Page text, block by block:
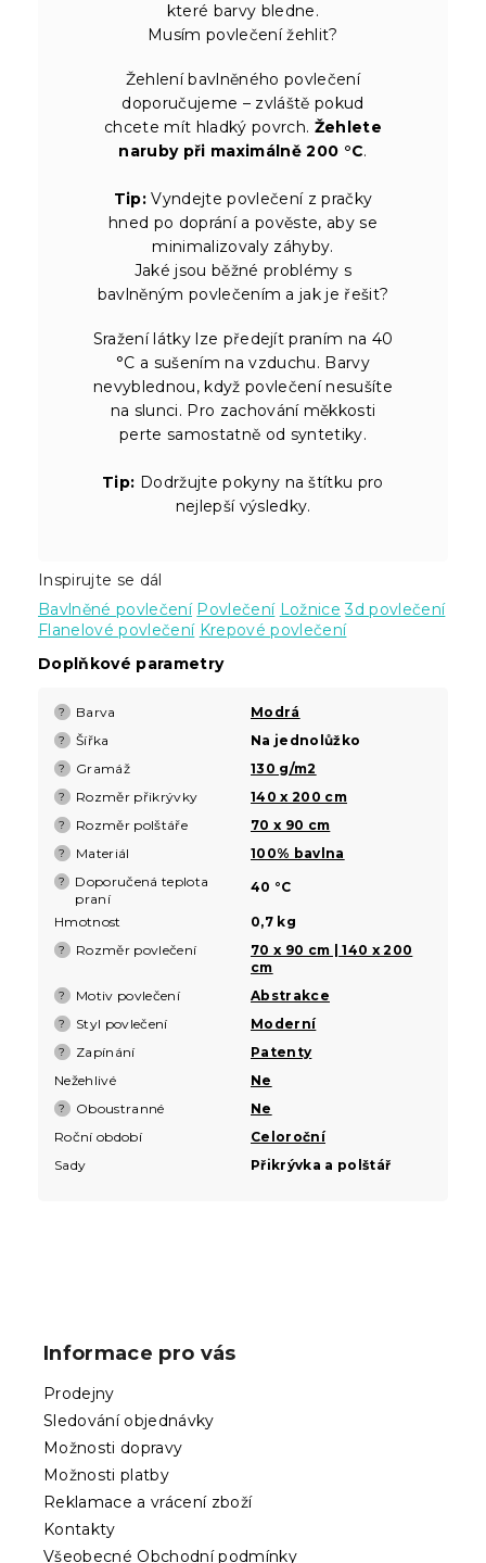
které barvy bledne.
Musím povlečení žehlit?
Žehlení bavlněného povlečení
doporučujeme – zvláště pokud
chcete mít hladký povrch. Žehlete
naruby při maximálně 200 °C.
Tip: Vyndejte povlečení z pračky
hned po doprání a pověste, aby se
minimalizovaly záhyby.
Jaké jsou běžné problémy s
bavlněným povlečením a jak je řešit?
Sražení látky lze předejít praním na 40
°C a sušením na vzduchu. Barvy
nevyblednou, když povlečení nesušíte
na slunci. Pro zachování měkkosti
perte samostatně od syntetiky.
Tip: Dodržujte pokyny na štítku pro
nejlepší výsledky.
Inspirujte se dál
Bavlněné povlečení Povlečení Ložnice 3d povlečení
Flanelové povlečení Krepové povlečení
Doplňkové parametry
? Barva Modrá
? Šířka Na jednolůžko
? Gramáž 130 g/m2
? Rozměr přikrývky 140 x 200 cm
? Rozměr polštáře 70 x 90 cm
? Materiál 100% bavlna
?
Doporučená teplota
praní
40 °C
Hmotnost 0,7 kg
? Rozměr povlečení
70 x 90 cm | 140 x 200
cm
? Motiv povlečení Abstrakce
? Styl povlečení Moderní
? Zapínání
Patenty
Nežehlivé
Ne
? Oboustranné
Ne
Roční období
Celoroční
Sady
Přikrývka a polštář
Informace pro vás
Prodejny
Sledování objednávky
Možnosti dopravy
Možnosti platby
Reklamace a vrácení zboží
Kontakty
Všeobecné Obchodní podmínky